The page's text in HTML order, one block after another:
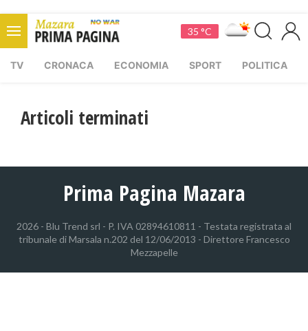
35 °C
TV CRONACA ECONOMIA SPORT POLITICA
Articoli terminati
Prima Pagina Mazara
2026 - Blu Trend srl - P. IVA 02894610811 - Testata registrata al
tribunale di Marsala n.202 del 12/06/2013 - Direttore Francesco
Mezzapelle